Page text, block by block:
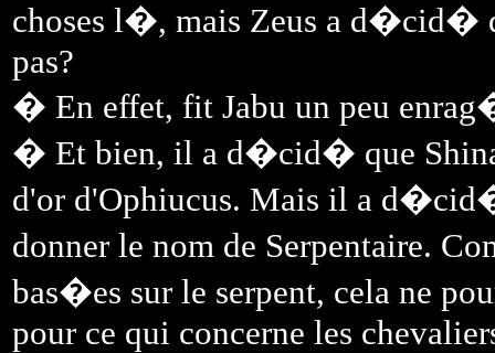
choses l�, mais Zeus a d�cid�
pas?
� En effet, fit Jabu un peu
� Et bien, il a d�cid� que
d'or d'Ophiucus. Mais il a
donner le nom de Serpentaire.
bas�es sur le serpent, cela ne
pour ce qui concerne les